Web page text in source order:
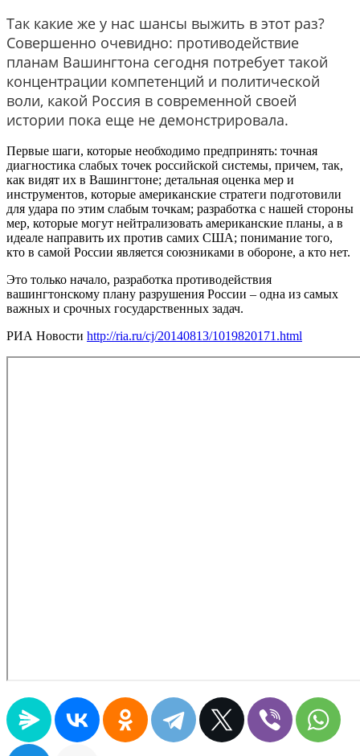
Так какие же у нас шансы выжить в этот раз?
Совершенно очевидно: противодействие
планам Вашингтона сегодня потребует такой
концентрации компетенций и политической
воли, какой Россия в современной своей
истории пока еще не демонстрировала.
Первые шаги, которые необходимо предпринять: точная
диагностика слабых точек российской системы, причем, так,
как видят их в Вашингтоне; детальная оценка мер и
инструментов, которые американские стратеги подготовили
для удара по этим слабым точкам; разработка с нашей стороны
мер, которые могут нейтрализовать американские планы, а в
идеале направить их против самих США; понимание того,
кто в самой России является союзниками в обороне, а кто нет.
Это только начало, разработка противодействия
вашингтонскому плану разрушения России – одна из самых
важных и срочных государственных задач.
РИА Новости http://ria.ru/cj/20140813/1019820171.html